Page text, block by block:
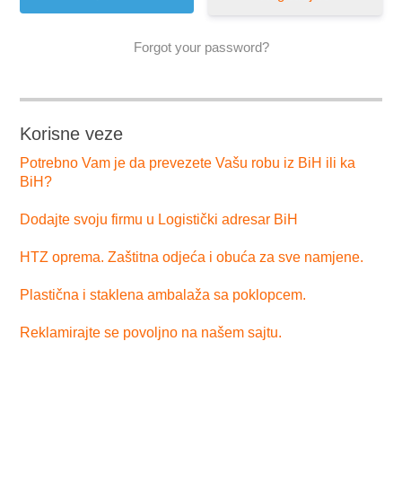
Forgot your password?
Korisne veze
Potrebno Vam je da prevezete Vašu robu iz BiH ili ka
BiH?
Dodajte svoju firmu u Logistički adresar BiH
HTZ oprema. Zaštitna odjeća i obuća za sve namjene.
Plastična i staklena ambalaža sa poklopcem.
Reklamirajte se povoljno na našem sajtu.